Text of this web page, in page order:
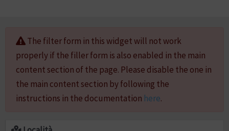
The filter form in this widget will not work
properly if the filler form is also enabled in the main
content section of the page. Please disable the one in
the main content section by following the
instructions in the documentation here.